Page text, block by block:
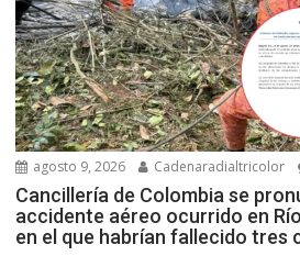
agosto 9, 2026 Cadenaradialtricolor
Cancillería de Colombia se
accidente aéreo ocurrido en
en el que habrían fallecido tres